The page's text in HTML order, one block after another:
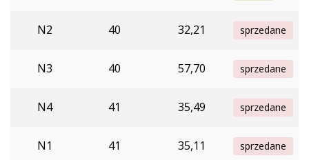
N2 40 32,21 sprzedane
N3 40 57,70 sprzedane
N4 41 35,49 sprzedane
N1 41 35,11 sprzedane